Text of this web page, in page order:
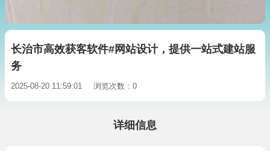
长治市高效获客软件#网站设计，提供一站式建站服
务
2025-08-20 11:59:01 浏览次数：0
详细信息